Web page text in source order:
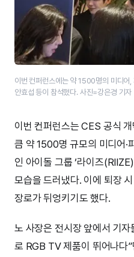
이번 컨퍼런스에는 약 1500명의 미디어
안효섭 등이 참석했다. 사진=강은경 기자
이번 컨퍼런스는 CES 공식
큼 약 1500명 규모의 미디어·
인 아이돌 그룹 ‘라이즈
모습을 드러냈다. 이에 퇴장
장로가 뒤엉키기도 했다.
노 사장은 전시장 앞에서 기
로 RGB TV 제품이 뛰어나다